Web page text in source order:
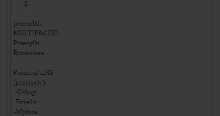
E
-
przesyłki,
MULTIPACZKI,
Przesyłki
Biznesowe.
-
Pocztex/EMS
(przyjęcie).
-Usługi
Envelo
-Wpłata